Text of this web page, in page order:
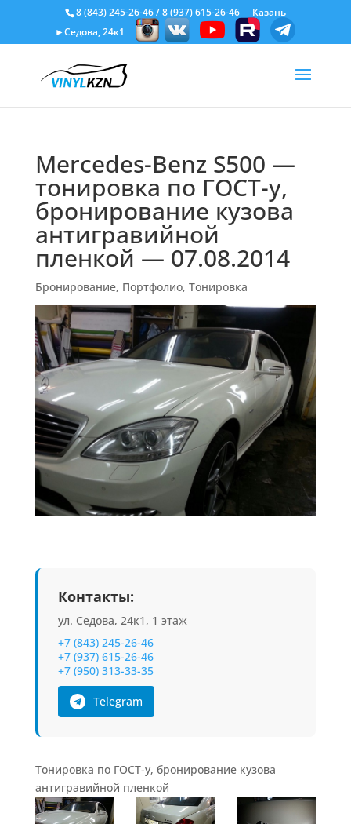
8 (843) 245-26-46/8 (937) 615-26-46
Казань
►Седова, 24к1
Mercedes-Benz S500 —
тонировка по ГОСТ-у,
бронирование кузова
антигравийной
пленкой — 07.08.2014
Бронирование, Портфолио, Тонировка
Контакты:
ул. Седова, 24к1, 1 этаж
+7 (843) 245-26-46
+7 (937) 615-26-46
+7 (950) 313-33-35
Telegram
Тонировка по ГОСТ-у, бронирование кузова
антигравийной пленкой